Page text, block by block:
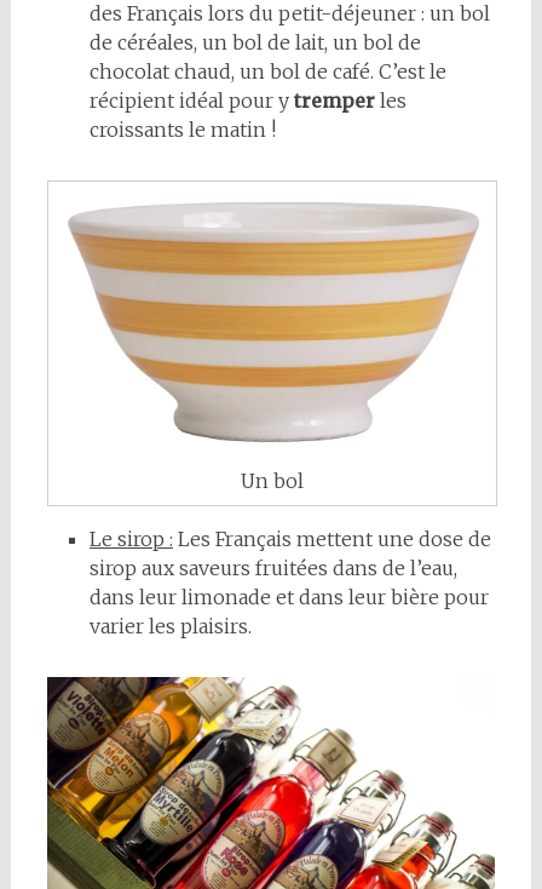
des Français lors du petit-déjeuner : un bol
de céréales, un bol de lait, un bol de
chocolat chaud, un bol de café. C’est le
récipient idéal pour ytremperles
croissants le matin !
Un bol
Le sirop : Les Français mettent une dose de
sirop aux saveurs fruitées dans de l’eau,
dans leur limonade et dans leur bière pour
varier les plaisirs.